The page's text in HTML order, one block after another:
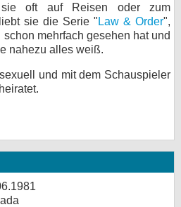
sie oft auf Reisen oder zum
sie die Serie " Law & Order",
mehrfach gesehen hat und
nahezu alles weiß.
und mit dem Schauspieler